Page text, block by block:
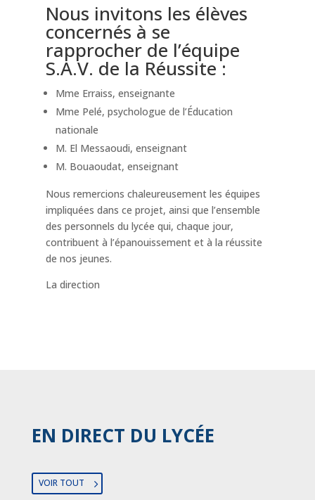
Nous invitons les élèves
concernés à se
rapprocher de l’équipe
S.A.V. de la Réussite :
Mme Erraiss, enseignante
Mme Pelé, psychologue de l’Éducation
nationale
M. El Messaoudi, enseignant
M. Bouaoudat, enseignant
Nous remercions chaleureusement les équipes
impliquées dans ce projet, ainsi que l’ensemble
des personnels du lycée qui, chaque jour,
contribuent à l’épanouissement et à la réussite
de nos jeunes.
La direction
EN DIRECT DU LYCÉE
VOIR TOUT